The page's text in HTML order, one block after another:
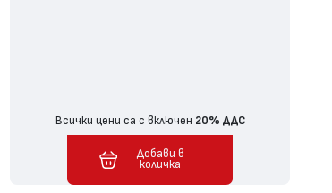
Всички цени са с включен 20% ДДС
Добави в
количка